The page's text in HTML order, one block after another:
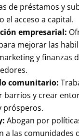
de préstamos y
el acceso a capital.
empresarial:
mejorar las
y finanzas
comunitario:
barrios y crear
prósperos.
Abogan por
a las comunidades